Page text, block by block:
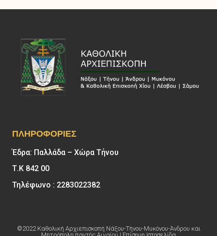
ΠΛΗΡΟΦΟΡΊΕΣ
Έδρα: Παλλάδα – Χώρα Τήνου
Τ.Κ 842 00
Τηλέφωνο : 2283022382
©2022 Καθολική Αρχιεπισκοπή Νάξου-Τήνου-Μυκόνου-Άνδρου και